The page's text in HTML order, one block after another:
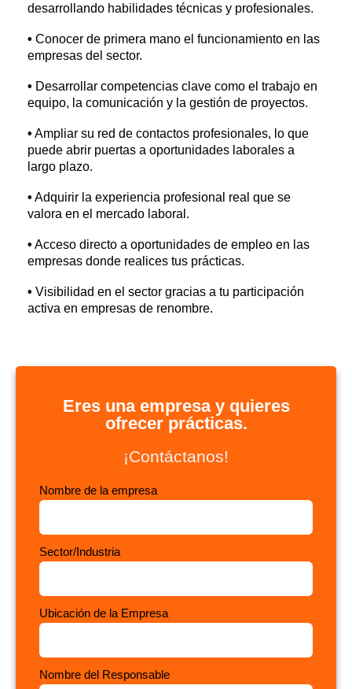
desarrollando habilidades técnicas y profesionales.
• Conocer de primera mano el funcionamiento en las
empresas del sector.
• Desarrollar competencias clave como el trabajo en
equipo, la comunicación y la gestión de proyectos.
• Ampliar su red de contactos profesionales, lo que
puede abrir puertas a oportunidades laborales a
largo plazo.
• Adquirir la experiencia profesional real que se
valora en el mercado laboral.
• Acceso directo a oportunidades de empleo en las
empresas donde realices tus prácticas.
• Visibilidad en el sector gracias a tu participación
activa en empresas de renombre.
Eres una empresa y quieres
ofrecer prácticas.
¡Contáctanos!
Nombre de la empresa
Sector/Industria
Ubicación de la Empresa
Nombre del Responsable